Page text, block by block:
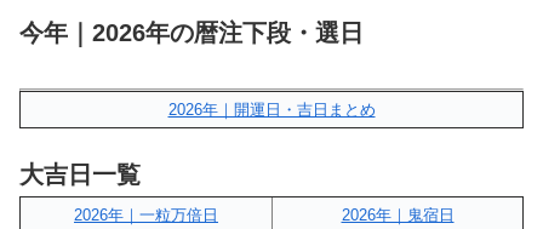
今年｜2026年の暦注下段・選日
2026年｜開運日・吉日まとめ
大吉日一覧
2026年｜一粒万倍日
2026年｜鬼宿日